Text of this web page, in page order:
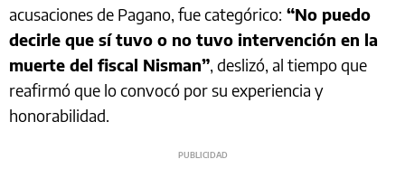
acusaciones de Pagano, fue categórico: “No puedo
decirle que sí tuvo o no tuvo intervención en la
muerte del fiscal Nisman”, deslizó, al tiempo que
reafirmó que lo convocó por su experiencia y
honorabilidad.